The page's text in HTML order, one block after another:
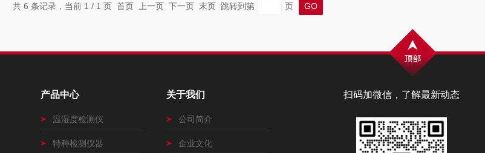
共 6 条记录，当前 1 / 1 页 首页 上一页 下一页 末页 跳转到第 页
扫码加微信，了解最新动态
产品中心
温湿度检测仪
特种检测仪器
关于我们
公司简介
企业文化